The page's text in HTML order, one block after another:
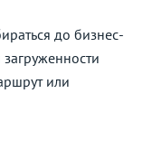
до бизнес-
или